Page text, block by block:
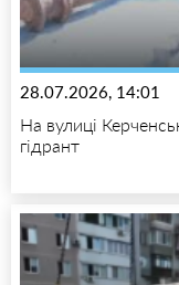
28.07.2026, 14:01
На вулиці
гідрант